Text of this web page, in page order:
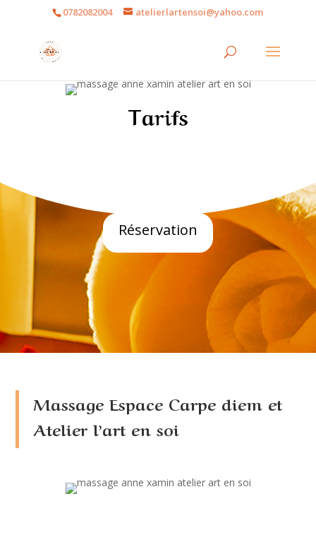
0782082004 atelierlartensoi@yahoo.com
Tarifs
Réservation
Massage Espace Carpe diem et
Atelier l’art en soi